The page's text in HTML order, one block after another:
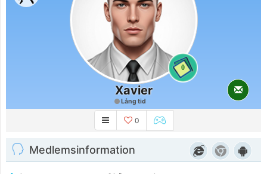
0
Xavier
Lång tid
0
Medlemsinformation